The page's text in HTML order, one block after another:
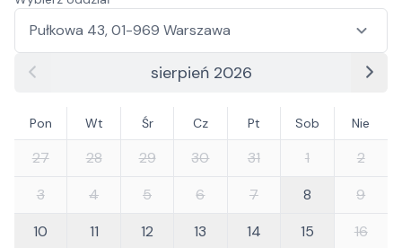
sierpień 2026
Pon Wt Śr Cz Pt Sob Nie
27 28 29 30 31 1
2
3
4 5 6 7 8
9
10
11 12 13 14 15
16